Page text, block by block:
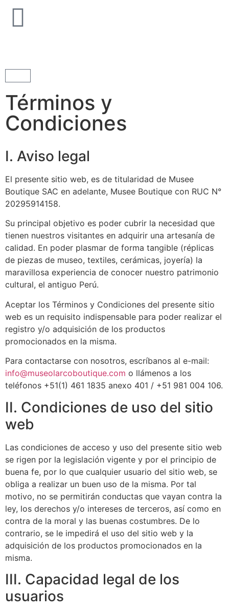
Términos y
Condiciones
I. Aviso legal
El presente sitio web, es de titularidad de Musee
Boutique SAC en adelante, Musee Boutique con RUC N°
20295914158.
Su principal objetivo es poder cubrir la necesidad que
tienen nuestros visitantes en adquirir una artesanía de
calidad. En poder plasmar de forma tangible (réplicas
de piezas de museo, textiles, cerámicas, joyería) la
maravillosa experiencia de conocer nuestro patrimonio
cultural, el antiguo Perú.
Aceptar los Términos y Condiciones del presente sitio
web es un requisito indispensable para poder realizar el
registro y/o adquisición de los productos
promocionados en la misma.
Para contactarse con nosotros, escríbanos al e-mail:
info@museolarcoboutique.com o llámenos a los
teléfonos +51(1) 461 1835 anexo 401 / +51 981 004 106.
II. Condiciones de uso del sitio
web
Las condiciones de acceso y uso del presente sitio web
se rigen por la legislación vigente y por el principio de
buena fe, por lo que cualquier usuario del sitio web, se
obliga a realizar un buen uso de la misma. Por tal
motivo, no se permitirán conductas que vayan contra la
ley, los derechos y/o intereses de terceros, así como en
contra de la moral y las buenas costumbres. De lo
contrario, se le impedirá el uso del sitio web y la
adquisición de los productos promocionados en la
misma.
III. Capacidad legal de los
usuarios